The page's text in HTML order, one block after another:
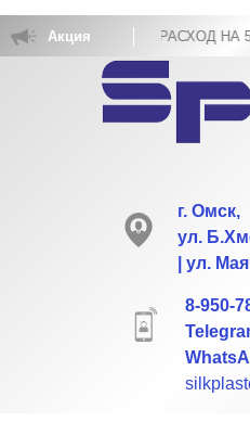
Акция
ЖИДКИХ ОБОЕВ РАСХОД НА 5
г. Омск,
ул.
| ул.
8-950-